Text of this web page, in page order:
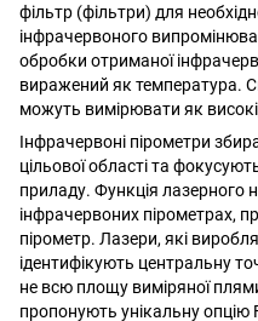
фільтр (фільтри) для
інфрачервоного
обробки отриманої
виражений як температура.
можуть вимірювати як
Інфрачервоні пірометри
цільової області та
приладу. Функція лазерного
інфрачервоних пірометрах,
пірометр. Лазери, які
ідентифікують центральну
не всю площу виміряної
пропонують унікальну